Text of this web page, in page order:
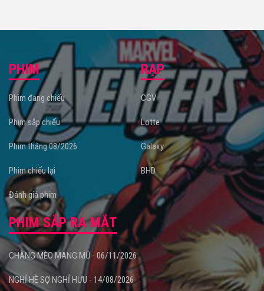
PHIM
Phim đang chiếu
Phim sắp chiếu
Phim tháng 08/2026
Phim chiếu lại
Đánh giá phim
RẠP
CGV
Lotte
Galaxy
BHD
PHIM SẮP RA MẮT
CHÀNG MÈO MANG MŨ - 06/11/2026
NGHỈ HÈ SỢ NGHỈ HƯU - 14/08/2026